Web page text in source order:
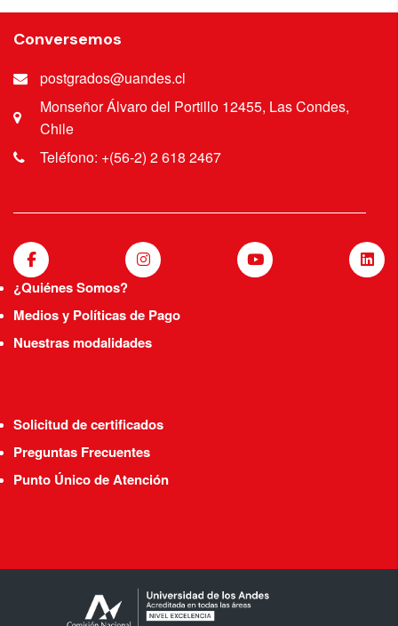
Conversemos
postgrados@uandes.cl
Monseñor Álvaro del Portillo 12455, Las Condes,
Chile
Teléfono: +(56-2) 2 618 2467
¿Quiénes Somos?
Medios y Políticas de Pago
Nuestras modalidades
Solicitud de certificados
Preguntas Frecuentes
Punto Único de Atención